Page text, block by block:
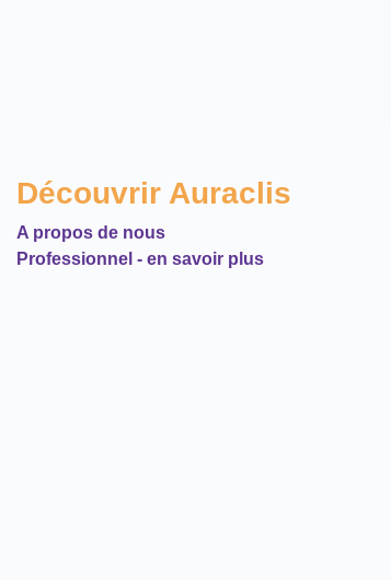
Découvrir Auraclis
A propos de nous
Professionnel - en savoir plus